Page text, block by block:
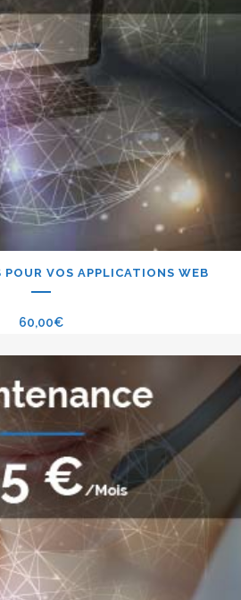
POUR VOS APPLICATIONS WEB
60,00€